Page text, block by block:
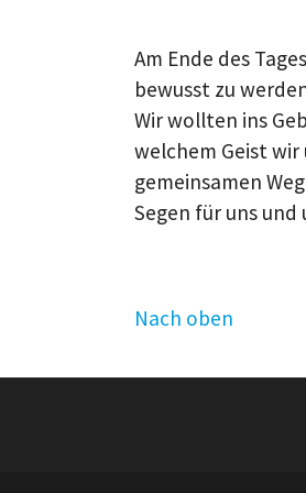
Am Ende des
bewusst zu
Wir wollten ins
welchem Geist
gemeinsamen
Segen für uns
Nach oben